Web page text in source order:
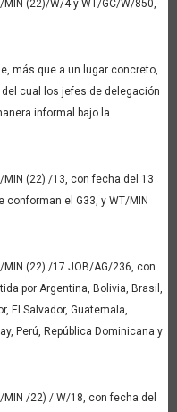
(22)/W/4 y WT/GC/W/850,
más que a un lugar concreto,
cual los jefes de delegación
informal bajo la
(22) /13, con fecha del 13
el G33, y WT/MIN
(22) /17 JOB/AG/236, con
por Argentina, Bolivia, Brasil,
El Salvador, Guatemala,
Perú, República Dominicana y
/22) / W/18, con fecha del